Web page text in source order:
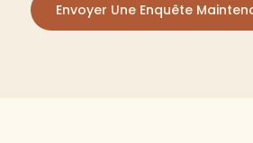
Envoyer Une Enquête